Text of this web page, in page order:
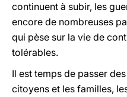
continuent à subir, les
encore de nombreuses
qui pèse sur la vie de
tolérables.
Il est temps de passer
citoyens et les familles,